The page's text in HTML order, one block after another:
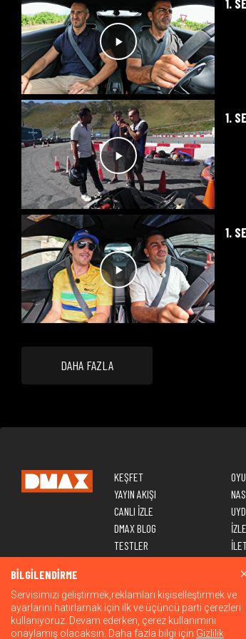
1.
1.
1.
DAHA FAZLA
KEŞFET
YAYIN AKIŞI
CANLI İZLE
DMAX BLOG
TESTLER
BİLGİLENDİRME
Servisimizi geliştirmek,reklamları kişiselleştirmek ve
ayarlarını hatırlamak için ilk ve üçüncü parti çerezleri
kullanıyoruz. Devam ederken, çerez kullanımını
onaylamış olacaksın. Daha fazla bilgi için Gizlilik